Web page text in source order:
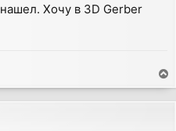
Хочу в 3D Gerber
o
p